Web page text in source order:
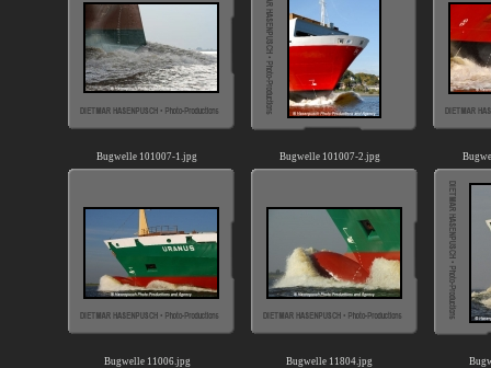
Bugwelle 101007-1.jpg Bugwelle 101007-2.jpg
Bugwelle 11006.jpg Bugwelle 11804.jpg